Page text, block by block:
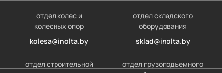
отдел колес и
колесных опор
kolesa@inolta.by
отдел складского
оборудования
sklad@inolta.by
отдел строительной
отдел грузоподъемного